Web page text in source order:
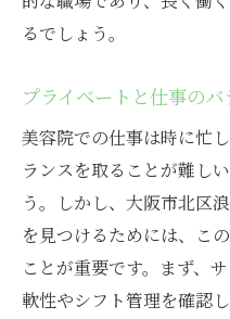
るでしょう。
プライベートと仕事の
美容院での仕事は時に忙
ランスを取ることが難し
う。しかし、大阪市北区
を見つけるためには、こ
ことが重要です。まず、
軟性やシフト管理を確認